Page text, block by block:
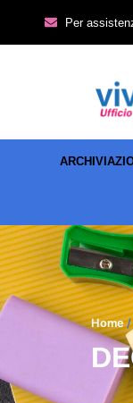
Per
Home/